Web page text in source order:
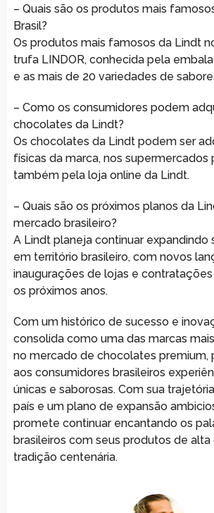
– Quais são os produtos mais
Brasil?
Os produtos mais famosos da Lindt
trufa LINDOR, conhecida pela
e as mais de 20 variedades de
– Como os consumidores podem
chocolates da Lindt?
Os chocolates da Lindt podem ser
físicas da marca, nos supermercados
também pela loja online da Lindt.
– Quais são os próximos planos da
mercado brasileiro?
A Lindt planeja continuar expandindo
em território brasileiro, com novos
inaugurações de lojas e
os próximos anos.
Com um histórico de sucesso e
consolida como uma das marcas
no mercado de chocolates premium,
aos consumidores brasileiros
únicas e saborosas. Com sua
país e um plano de expansão
promete continuar encantando os
brasileiros com seus produtos de alta
tradição centenária.